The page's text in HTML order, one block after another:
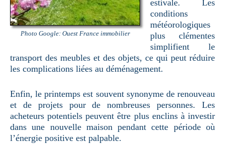
Photo Google: Ouest France immobilier
estivale. Les
conditions
météorologiques
plus clémentes
simplifient le
transport des meubles et des objets, ce qui peut réduire
les complications liées au déménagement.
Enfin, le printemps est souvent synonyme de renouveau
et de projets pour de nombreuses personnes. Les
acheteurs potentiels peuvent être plus enclins à investir
dans une nouvelle maison pendant cette période où
l’énergie positive est palpable.